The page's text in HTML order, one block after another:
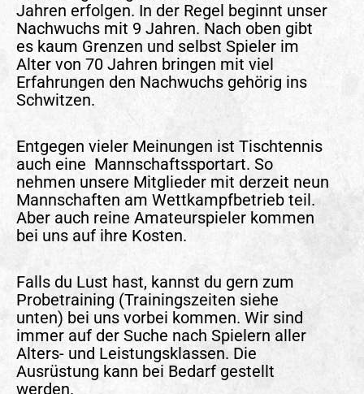
Jahren erfolgen. In der Regel beginnt unser
Nachwuchs mit 9 Jahren. Nach oben gibt
es kaum Grenzen und selbst Spieler im
Alter von 70 Jahren bringen mit viel
Erfahrungen den Nachwuchs gehörig ins
Schwitzen.
Entgegen vieler Meinungen ist Tischtennis
auch eine Mannschaftssportart. So
nehmen unsere Mitglieder mit derzeit neun
Mannschaften am Wettkampfbetrieb teil.
Aber auch reine Amateurspieler kommen
bei uns auf ihre Kosten.
Falls du Lust hast, kannst du gern zum
Probetraining (Trainingszeiten siehe
unten) bei uns vorbei kommen. Wir sind
immer auf der Suche nach Spielern aller
Alters- und Leistungsklassen. Die
Ausrüstung kann bei Bedarf gestellt
werden.